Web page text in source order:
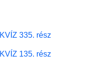
335. rész
135. rész